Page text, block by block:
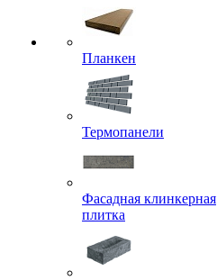
Планкен
Термопанели
Фасадная клинкерная
плитка